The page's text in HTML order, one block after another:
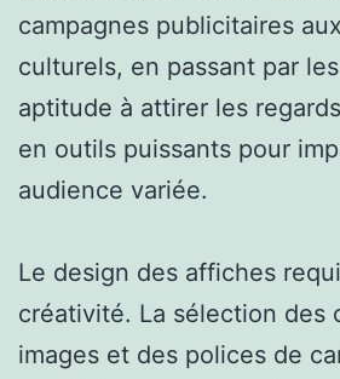
campagnes publicitaires
culturels, en passant par
aptitude à attirer les
en outils puissants pour
audience variée.
Le design des affiches
créativité. La sélection des
images et des polices de